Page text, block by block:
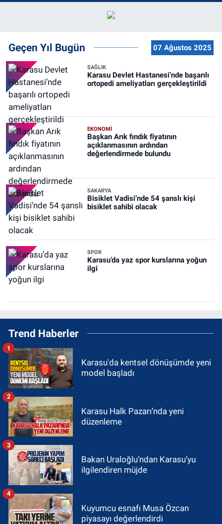
Geçen Yıl Bugün 07 Ağustos 2025
SAĞLIK
Karasu Devlet Hastanesi’nde başarılı
ortopedi ameliyatları gerçekleştirildi
EKONOMİ
Başkan Arık fındık fiyatının
açıklanmasının ardından
değerlendirmede bulundu
SAKARYA
Bisiklet Vadisi’nde 54 şanslı kişi
bisiklet sahibi olacak
SPOR
Karasu’da yaz spor kurslarına yoğun
ilgi
Trend Haberler
Karasu'da kentsel dönüşümde yeni
model başladı
1
Karasu Halk Pazarı’nda yeni
düzenleme
2
Bakan Uraloğlu’ndan Karasu’yu
ilgilendiren müjde
3
Kuyumcu esnafı Musa Özcan
piyasayı değerlendirdi
4